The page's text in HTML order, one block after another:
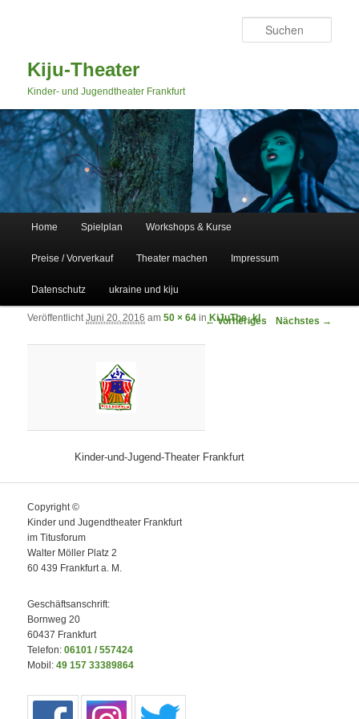
Kiju-Theater
Kinder- und Jugendtheater Frankfurt
Zum primären Inhalt springen
Zum sekundären Inhalt springen
Home Spielplan Workshops & Kurse
Preise / Vorverkauf Theater machen Impressum
Datenschutz ukraine und kiju
Bilder-Navigation
← Vorheriges Nächstes →
VeröffentlichtJuni 20, 2016 am50 × 64 in KiJuThe_kl
Kinder-und-Jugend-Theater Frankfurt
Copyright ©
Kinder und Jugendtheater Frankfurt
im Titusforum
Walter Möller Platz 2
60 439 Frankfurt a. M.
Geschäftsanschrift:
Bornweg 20
60437 Frankfurt
Telefon:06101 / 557424
Mobil:49 157 33389864